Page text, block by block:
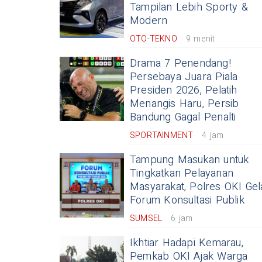
Tampilan Lebih Sporty &
Modern
OTO-TEKNO 9 menit
Drama 7 Penendang!
Persebaya Juara Piala
Presiden 2026, Pelatih
Menangis Haru, Persib
Bandung Gagal Penalti
SPORTAINMENT 4 jam
Tampung Masukan untuk
Tingkatkan Pelayanan
Masyarakat, Polres OKI
Forum Konsultasi Publik
SUMSEL 6 jam
Ikhtiar Hadapi Kemarau,
Pemkab OKI Ajak Warga